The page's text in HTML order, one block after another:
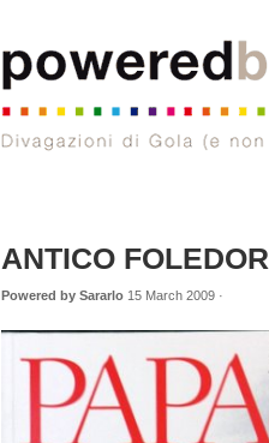
ANTICO FOLEDOR
Powered by Sararlo15 March 2009 ·